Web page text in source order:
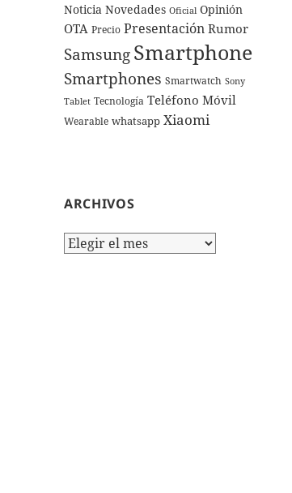
Noticia Novedades Oficial Opinión
OTA Precio Presentación Rumor
SamsungSmartphone
Smartphones Smartwatch Sony
Tablet Tecnología Teléfono Móvil
Wearable whatsapp Xiaomi
ARCHIVOS
Archivos